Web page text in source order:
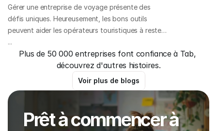
Gérer une entreprise de voyage présente des
défis uniques. Heureusement, les bons outils
peuvent aider les opérateurs touristiques à rester
organisés, à croître plus rapidement et à offrir une
meilleure expérience aux invités. Voici 8
plateformes essentielles que les propriétaires
d'entreprises de voyage du monde entier utilisent
pour gagner du temps, augmenter les réservations
et améliorer leurs opérations.
...
Plus de 50 000 entreprises font confiance à Tab,
découvrez d'autres histoires.
Voir plus de blogs
Prêt à commencer à